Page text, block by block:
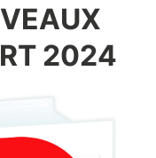
2024